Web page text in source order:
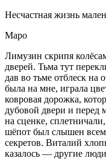
Несчастная жизнь
Маро
Лимузин скрипя
дверей. Тьма тут
дав во тьме отблеск
была на мне, играла
ковровая дорожка,
дубовой двери и перед
на сценке,
шёпот был слышен всем
секретов. Виталий
казалось — другие